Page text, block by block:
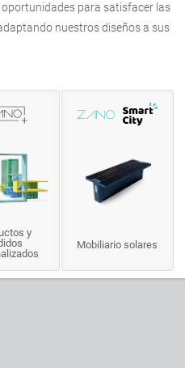
para satisfacer las
nuestros diseños a sus
y
Mobiliario solares